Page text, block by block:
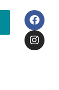
F
a
c
e
I
n
s
t